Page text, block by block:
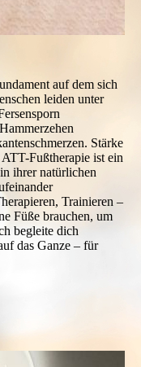
auf dem sich
leiden unter
Stärke
Fußtherapie ist ein
ihrer natürlichen
Trainieren –
Füße brauchen, um
begleite dich
das Ganze – für